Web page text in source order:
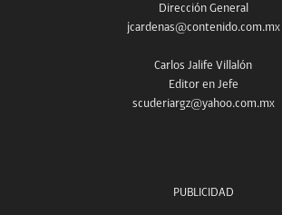
Dirección General
jcardenas@contenido.com.mx
Carlos Jalife Villalón
Editor en Jefe
scuderiargz@yahoo.com.mx
PUBLICIDAD